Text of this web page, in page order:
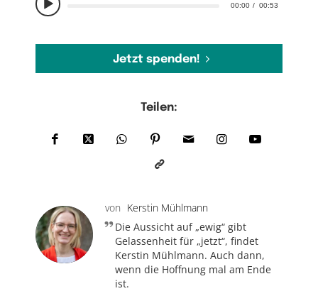
00:00 00:53
Jetzt spenden!
Teilen:
von Kerstin Mühlmann
Die Aussicht auf „ewig“ gibt
Gelassenheit für „jetzt“, findet
Kerstin Mühlmann. Auch dann,
wenn die Hoffnung mal am Ende
ist.